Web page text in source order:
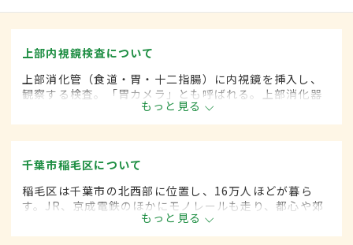
上部内視鏡検査について
上部消化管（食道・胃・十二指腸）に内視鏡を挿入し、
観察する検査。「胃カメラ」とも呼ばれる。上部消化器
管の潰瘍やがんなどの診断および治療に役立てられる。
もっと見る
千葉市稲毛区について
稲毛区は千葉市の北西部に位置し、16万人ほどが暮ら
す。JR、京成電鉄のほかにモノレールも走り、都心や郊
外へのアクセスも便利だ。広い陸上競技場を備えたス
ポーツ施設や大学のキャンパスを有する文教地区でもあ
もっと見る